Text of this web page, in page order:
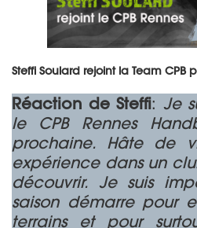
Steffi Soulard rejoint la Team CPB
Réaction de Steffi: Je
le CPB Rennes
prochaine. Hâte de
expérience dans un
découvrir. Je suis
saison démarre pour
terrains et pour